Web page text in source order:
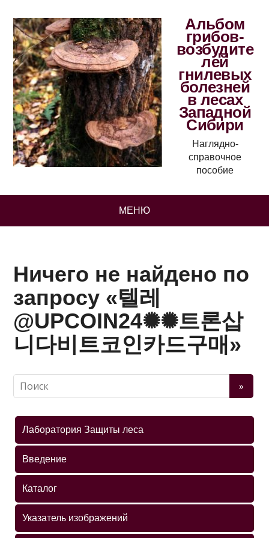
Альбом
грибов-
возбудите
лей
гнилевых
болезней
в лесах
Западной
Сибири
Наглядно-
справочное
пособие
МЕНЮ
Ничего не найдено по
запросу «텔레
@UPCOIN24✺✺트론삽
니다비트코인카드구매»
Лаборатория Защиты леса
Введение
Каталог
Указатель изображений